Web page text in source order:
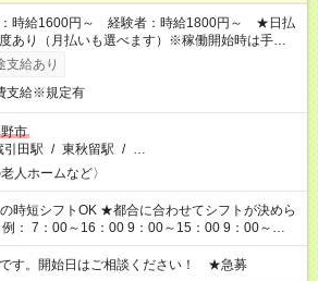
：時給1600円～ 経験者：時給1800円～ ★日払
あり（月払いも選べます）※稼働開始時は手続き
払いとなります。
支給あり
支給※規定有
市
引田駅 / 東秋留駅 / …
人ホームなど〉
★都合に合わせてシフトが決めら
： 7：00～16：00 9：00～15：00 9：00～
※Wワークの場合、他のお仕事と
超の就業はご案内できません ※法令に基づき、
す。開始日はご相談ください！ ★急募